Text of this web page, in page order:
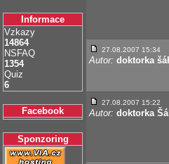
Informace
Vzkazy
14864
NSFAQ
1354
Quiz
6
Facebook
Sponzoring
27.08.2007 15:34
Autor: doktorka
27.08.2007 15:22
Autor: doktorka